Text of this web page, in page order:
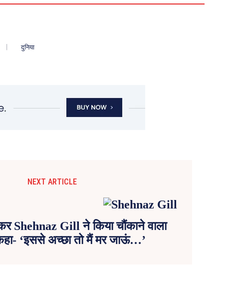
दुनिया
NEXT ARTICLE
Shehnaz Gill ने किया चौंकाने वाला
‘इससे अच्छा तो मैं मर जाऊं…’